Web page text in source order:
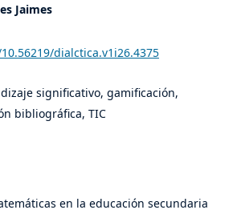
Jaimes
dialctica.v1i26.4375
significativo, gamificación,
bibliográfica, TIC
en la educación secundaria